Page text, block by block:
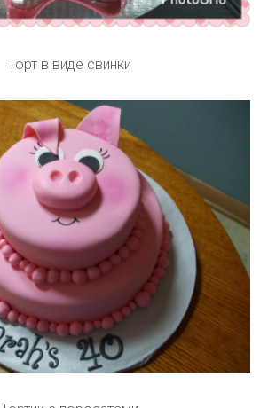
Торт в виде свинки